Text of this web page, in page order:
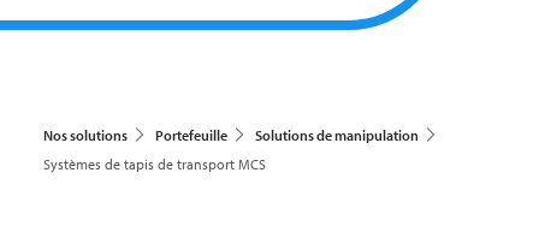
Nos solutions Portefeuille
Solutions de manipulation
Systèmes de tapis de transport MCS